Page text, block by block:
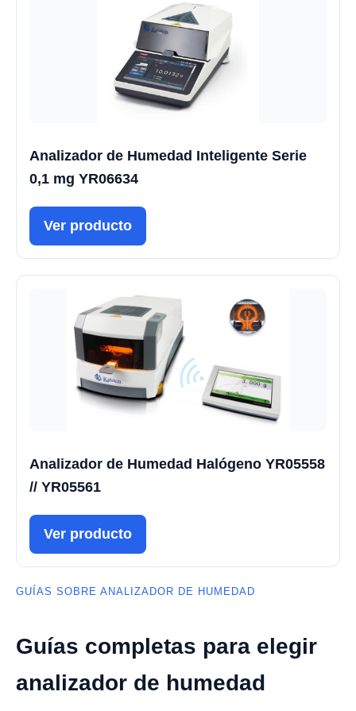
Analizador de Humedad Inteligente Serie
0,1 mg YR06634
Ver producto
Analizador de Humedad Halógeno YR05558
// YR05561
Ver producto
GUÍAS SOBRE ANALIZADOR DE HUMEDAD
Guías completas para elegir
analizador de humedad